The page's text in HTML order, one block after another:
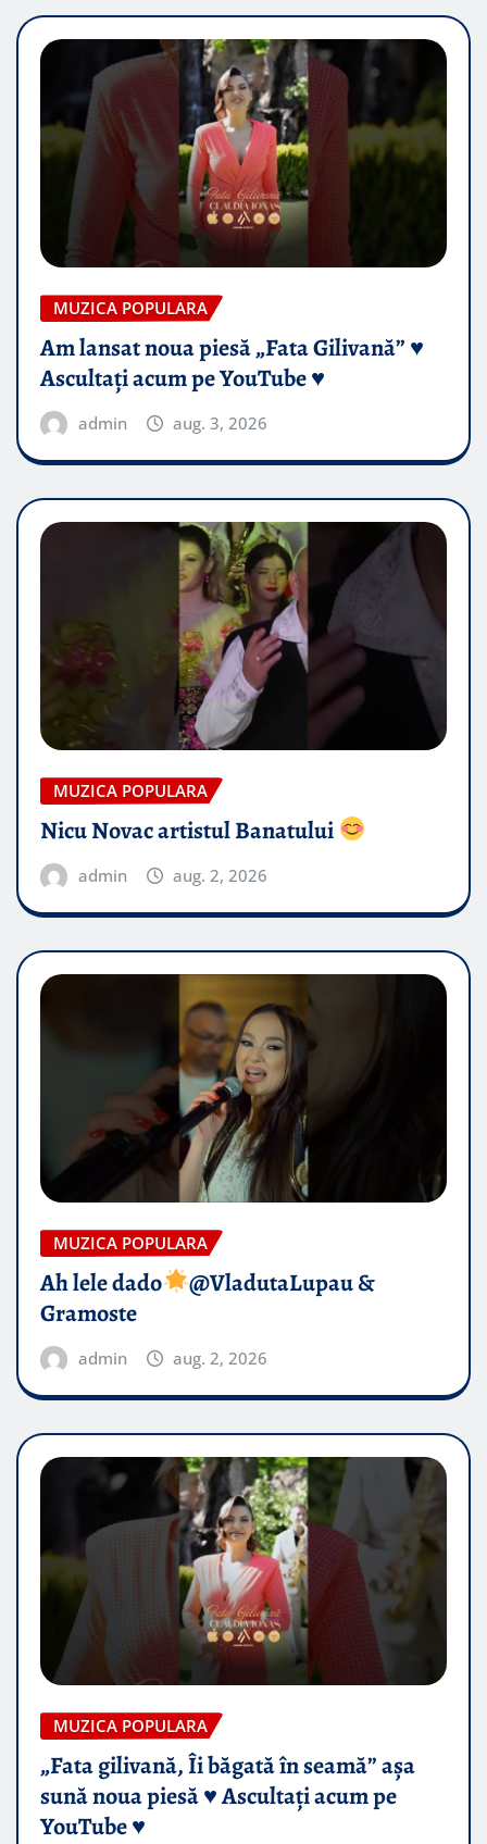
MUZICA POPULARA
Am lansat noua piesă „Fata Gilivană” ♥️
Ascultați acum pe YouTube ♥️
admin aug. 3, 2026
MUZICA POPULARA
Nicu Novac artistul Banatului
admin aug. 2, 2026
MUZICA POPULARA
Ah lele dado​
@VladutaLupau &
Gramoste
admin aug. 2, 2026
MUZICA POPULARA
„Fata gilivană, Îi băgată în seamă” așa
sună noua piesă ♥️ Ascultați acum pe
YouTube ♥️